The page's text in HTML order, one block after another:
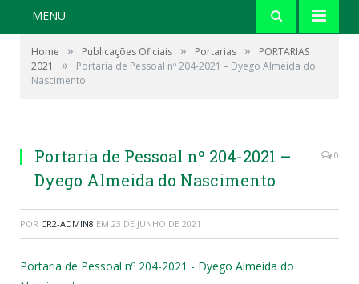
MENU
Home » Publicações Oficiais » Portarias »
PORTARIAS
2021
»
Portaria de Pessoal nº 204-2021 – Dyego Almeida do
Nascimento
Portaria de Pessoal nº 204-2021 –
Dyego Almeida do Nascimento
0
POR CR2-ADMIN8 EM 23 DE JUNHO DE 2021
Portaria de Pessoal nº 204-2021 - Dyego Almeida do